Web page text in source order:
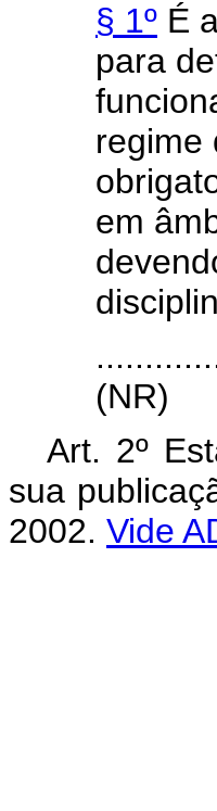
§ 1º É
para
regime
em
(NR)
Art. 2º
sua
2002. Vide